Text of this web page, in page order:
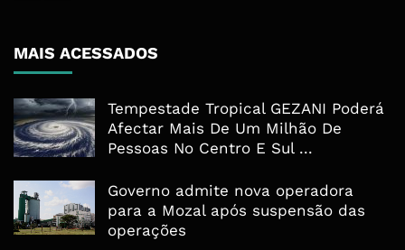
MAIS ACESSADOS
Tempestade Tropical GEZANI Poderá
Afectar Mais De Um Milhão De
Pessoas No Centro E Sul ...
Governo admite nova operadora
para a Mozal após suspensão das
operações